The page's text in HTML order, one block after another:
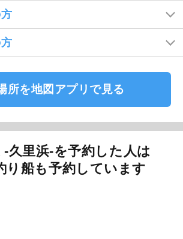
所を地図アプリで見る
-久里浜-を予約した人は
り船も予約しています